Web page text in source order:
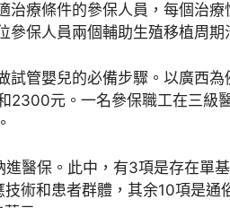
治療條件的參保人員，每個治療
保人員兩個輔助生殖移植周期
試管嬰兒的必備步驟。以廣西為
2300元。一名參保職工在三級
醫保。此中，有3項是存在單
技術和患者群體，其余10項是通